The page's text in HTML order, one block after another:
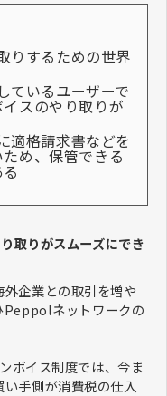
りするための世界
ているユーザーで
スのやり取りが
適格請求書などを
め、保管できる
取りがスムーズにでき
外企業との取引を増や
Peppolネットワークの
ボイス制度では、今ま
手側が消費税の仕入